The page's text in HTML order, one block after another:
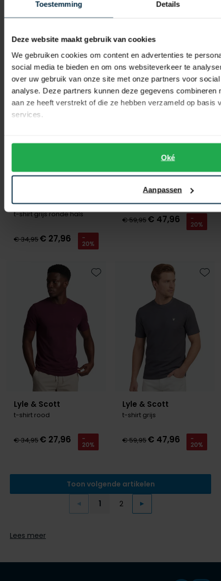
Toestemming Details
Deze website maakt gebruik van cookies
We gebruiken cookies om content en advertenties te
social media te bieden en om ons websiteverkeer te
over uw gebruik van onze site met onze partners voor
analyse. Deze partners kunnen deze gegevens combineren
aan ze heeft verstrekt of die ze hebben verzameld op basis
services.
Oké
Aanpassen
€ 69,95€ 34,98 -
Lyle & Scott
t-shirt grijs ronde hals
€ 34,95€ 27,96 -
20%
Toevoegen aan favorieten
t-shirt camel
€ 59,95€ 47,96 -
20%
Lyle & Scott
t-shirt rood
€ 34,95€ 27,96 -
20%
Toevoegen aan favorieten
Lyle & Scott
t-shirt grijs
€ 59,95€ 47,96 -
20%
Toon volgende artikelen
Vorige
Current Page
1
Page
2 Volgende
Lees meer